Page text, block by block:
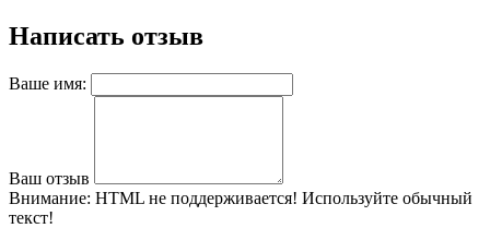
Написать отзыв
Ваше имя:
Ваш отзыв
Внимание: HTML не поддерживается! Используйте обычный
текст!